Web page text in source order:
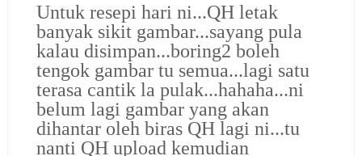
Untuk resepi hari ni...QH letak
banyak sikit gambar...sayang pula
kalau disimpan...boring2 boleh
tengok gambar tu semua...lagi satu
terasa cantik la pulak...hahaha...ni
belum lagi gambar yang akan
dihantar oleh biras QH lagi ni...tu
nanti QH upload kemudian